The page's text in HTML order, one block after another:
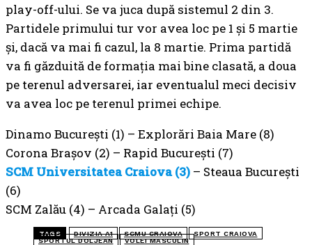
play-off-ului. Se va juca după sistemul 2 din 3.
Partidele primului tur vor avea loc pe 1 și 5 martie
și, dacă va mai fi cazul, la 8 martie. Prima partidă
va fi găzduită de formația mai bine clasată, a doua
pe terenul adversarei, iar eventualul meci decisiv
va avea loc pe terenul primei echipe.
Dinamo București (1) – Explorări Baia Mare (8)
Corona Brașov (2) – Rapid București (7)
SCM Universitatea Craiova (3) – Steaua București
(6)
SCM Zalău (4) – Arcada Galați (5)
TAGS DIVIZIA A1 SCMU CRAIOVA
SPORT CRAIOVA
SPORTUL DOLJEAN
VOLEI MASCULIN